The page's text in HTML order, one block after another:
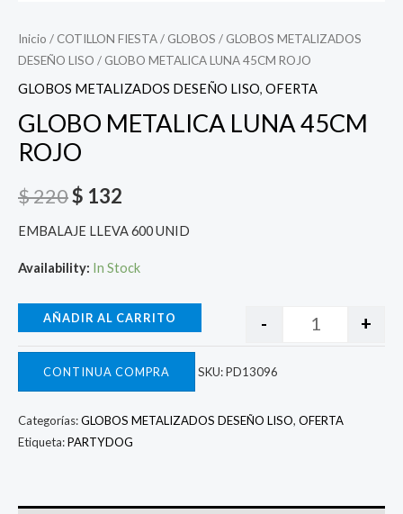
Inicio / COTILLON FIESTA/ GLOBOS / GLOBOS METALIZADOS
DESEÑO LISO / GLOBO METALICA LUNA 45CM ROJO
GLOBOS METALIZADOS DESEÑO LISO, OFERTA
GLOBO METALICA LUNA 45CM
ROJO
$220$ 132
EMBALAJE LLEVA 600 UNID
Availability: In Stock
- +
AÑADIR AL CARRITO
CONTINUA COMPRA SKU:PD13096
Categorías:GLOBOS METALIZADOS DESEÑO LISO, OFERTA
Etiqueta:PARTYDOG